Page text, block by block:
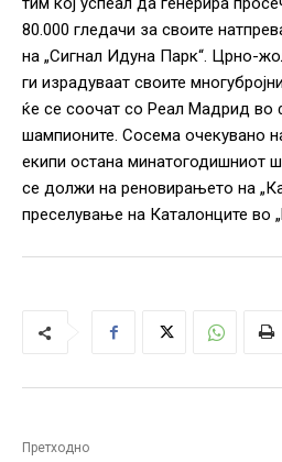
80.000 гледачи за своите
на „Сигнал Идуна Парк“. Црно-
ги израдуваат своите
ќе се соочат со Реал Мадрид во
шампионите. Сосема очекувано
екипи остана минатогодишниот
се должи на реновирањето на
преселување на Каталонците во
Претходно